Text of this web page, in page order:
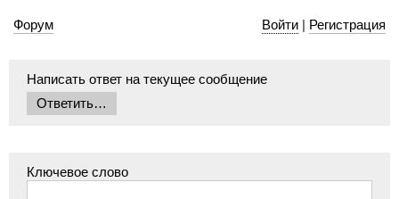
Форум Войти| Регистрация
Написать ответ на текущее сообщение
Ключевое слово